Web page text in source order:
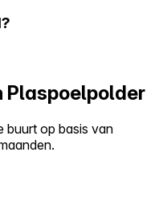
Plaspoelpolder
buurt op basis van